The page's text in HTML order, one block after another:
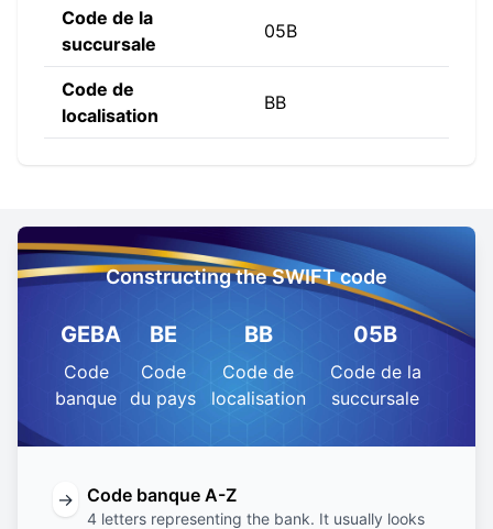
Code de la
succursale
05B
Code de
localisation
BB
Constructing the SWIFT code
GEBA
Code
banque
BE
Code
du pays
BB
Code de
localisation
05B
Code de la
succursale
→ Code banque A-Z
4 letters representing the bank. It usually looks